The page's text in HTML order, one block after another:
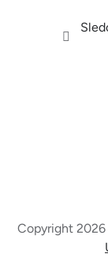
Copyright 2026